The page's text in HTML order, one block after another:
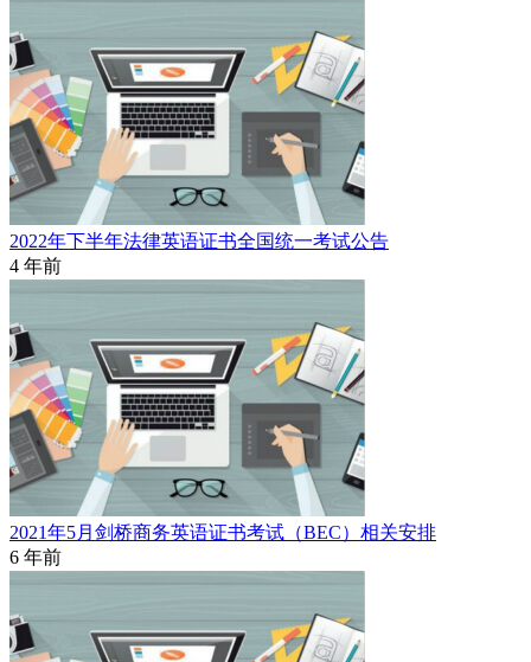
2022年下半年法律英语证书全国统一考试公告
4 年前
2021年5月剑桥商务英语证书考试（BEC）相关安排
6 年前